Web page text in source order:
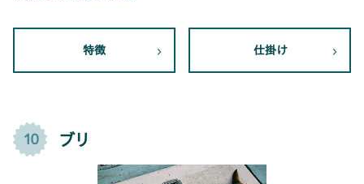
特徴 仕掛け
10 ブリ